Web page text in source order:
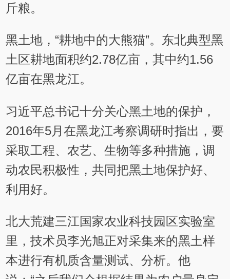
斤粮。
黑土地，“耕地中的大熊猫”。东北典型黑
土区耕地面积约2.78亿亩，其中约1.56
亿亩在黑龙江。
习近平总书记十分关心黑土地的保护，
2016年5月在黑龙江考察调研时指出，要
采取工程、农艺、生物等多种措施，调
动农民积极性，共同把黑土地保护好、
利用好。
北大荒建三江国家农业科技园区实验室
里，技术员李光旭正对采集来的黑土样
本进行有机质含量测试、分析。他